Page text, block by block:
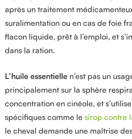
après un traitement
suralimentation ou en cas de foie
flacon liquide, prêt à l’emploi, et
dans la ration.
L’huile essentielle n’est pas un
principalement sur la sphère
concentration en cinéole, et
spécifiques comme le sirop contre
le cheval demande une maîtrise